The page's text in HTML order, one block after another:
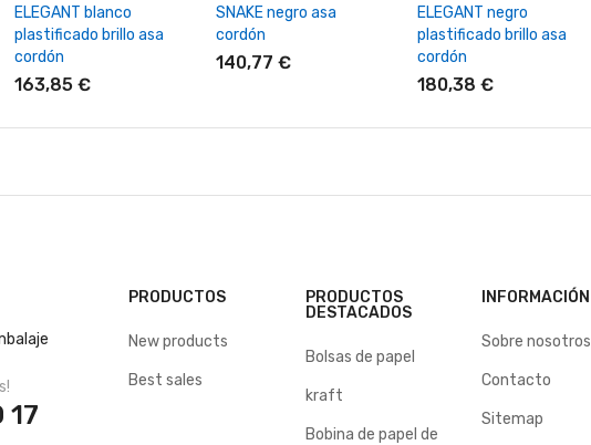
ELEGANT blanco
plastificado brillo asa
cordón
163,85 €
SNAKE negro asa
cordón
140,77 €
ELEGANT negro
plastificado brillo asa
cordón
180,38 €
17
PRODUCTOS
New products
Best sales
PRODUCTOS
DESTACADOS
Bolsas de papel
kraft
Bobina de papel de
INFORMACIÓN
Sobre nosotros
Contacto
Sitemap